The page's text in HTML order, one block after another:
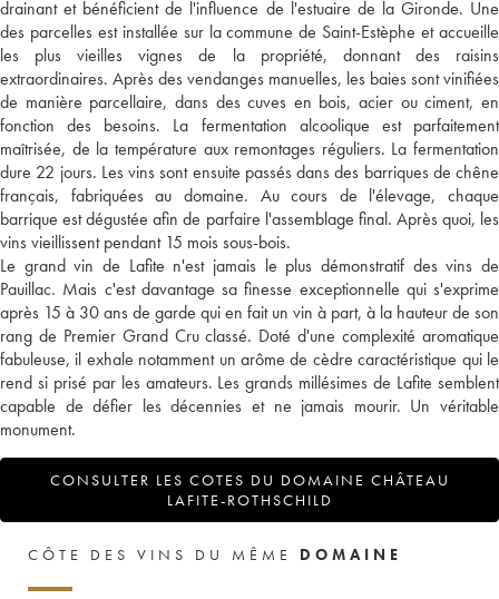
drainant et bénéficient de l'influence de l'estuaire de la Gironde. Une
des parcelles est installée sur la commune de Saint-Estèphe et accueille
les plus vieilles vignes de la propriété, donnant des raisins
extraordinaires. Après des vendanges manuelles, les baies sont vinifiées
de manière parcellaire, dans des cuves en bois, acier ou ciment, en
fonction des besoins. La fermentation alcoolique est parfaitement
maîtrisée, de la température aux remontages réguliers. La fermentation
dure 22 jours. Les vins sont ensuite passés dans des barriques de chêne
français, fabriquées au domaine. Au cours de l'élevage, chaque
barrique est dégustée afin de parfaire l'assemblage final. Après quoi, les
vins vieillissent pendant 15 mois sous-bois.
Le grand vin de Lafite n'est jamais le plus démonstratif des vins de
Pauillac. Mais c'est davantage sa finesse exceptionnelle qui s'exprime
après 15 à 30 ans de garde qui en fait un vin à part, à la hauteur de son
rang de Premier Grand Cru classé. Doté d'une complexité aromatique
fabuleuse, il exhale notamment un arôme de cèdre caractéristique qui le
rend si prisé par les amateurs. Les grands millésimes de Lafite semblent
capable de défier les décennies et ne jamais mourir. Un véritable
monument.
CONSULTER LES COTES DU DOMAINE CHÂTEAU
LAFITE-ROTHSCHILD
CÔTE DES VINS DU MÊME DOMAINE